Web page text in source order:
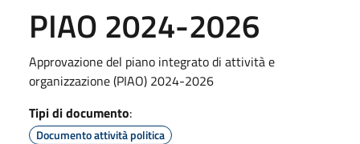
PIAO 2024-2026
Approvazione del piano integrato di attività e
organizzazione (PIAO) 2024-2026
Tipi di documento:
Documento attività politica